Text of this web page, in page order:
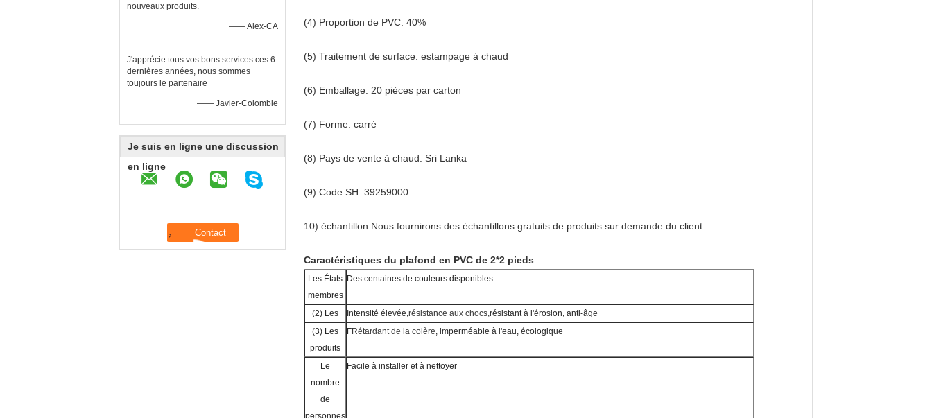
nouveaux produits.
—— Alex-CA
J'apprécie tous vos bons services ces 6
dernières années, nous sommes
toujours le partenaire
—— Javier-Colombie
Je suis en ligne une discussion
en ligne
(4) Proportion de PVC: 40%
(5) Traitement de surface: estampage à chaud
(6) Emballage: 20 pièces par carton
(7) Forme: carré
(8) Pays de vente à chaud: Sri Lanka
(9) Code SH: 39259000
10) échantillon:Nous fournirons des échantillons gratuits de produits sur demande du client
Caractéristiques du plafond en PVC de 2*2 pieds
Les États
membres
Des centaines de couleurs disponibles
(2) Les Intensité élevée,résistance aux chocs,résistant à l'érosion, anti-âge
(3) Les
produits
FRétardant de la colère, imperméable à l'eau, écologique
Le
nombre
de
personnes
Facile à installer et à nettoyer